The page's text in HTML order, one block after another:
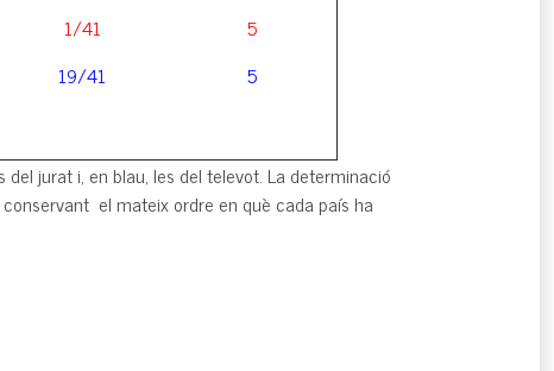
1/41
19/41
5
5
jurat i, en blau, les del televot. La determinació
el mateix ordre en què cada país ha